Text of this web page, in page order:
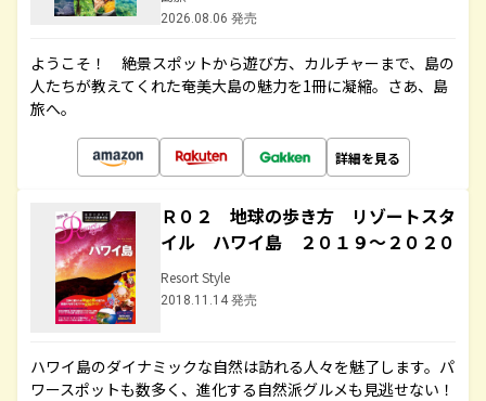
2026.08.06 発売
ようこそ！ 絶景スポットから遊び方、カルチャーまで、島の
人たちが教えてくれた奄美大島の魅力を1冊に凝縮。さあ、島
旅へ。
詳細を見る
Ｒ０２ 地球の歩き方 リゾートスタ
イル ハワイ島 ２０１９～２０２０
Resort Style
2018.11.14 発売
ハワイ島のダイナミックな自然は訪れる人々を魅了します。パ
ワースポットも数多く、進化する自然派グルメも見逃せない！